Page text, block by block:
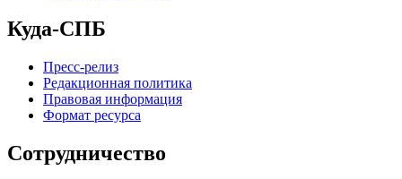
Куда-СПБ
Пресс-релиз
Редакционная политика
Правовая информация
Формат ресурса
Сотрудничество